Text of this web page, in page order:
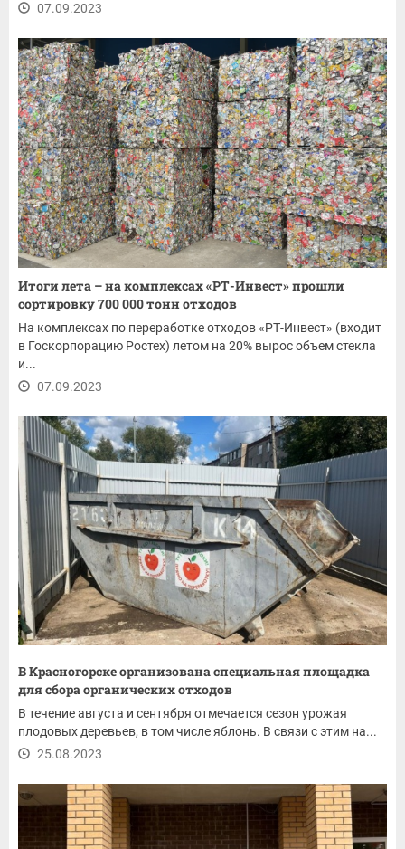
07.09.2023
Итоги лета – на комплексах «РТ-Инвест» прошли
сортировку 700 000 тонн отходов
На комплексах по переработке отходов «РТ-Инвест» (входит
в Госкорпорацию Ростех) летом на 20% вырос объем стекла
и...
07.09.2023
В Красногорске организована специальная площадка
для сбора органических отходов
В течение августа и сентября отмечается сезон урожая
плодовых деревьев, в том числе яблонь. В связи с этим на...
25.08.2023